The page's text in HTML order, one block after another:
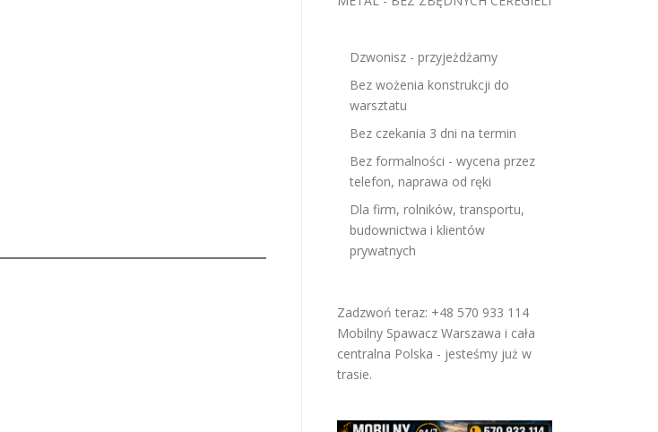
Dzwonisz - przyjeżdżamy
Bez wożenia konstrukcji do
warsztatu
Bez czekania 3 dni na termin
Bez formalności - wycena przez
telefon, naprawa od ręki
Dla firm, rolników, transportu,
budownictwa i klientów
prywatnych
Zadzwoń teraz: +48 570 933 114
Mobilny Spawacz Warszawa i cała
centralna Polska - jesteśmy już w
trasie.